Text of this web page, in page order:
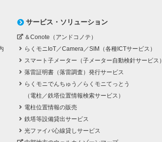
サービス・ソリューション
＆Conote（アンドコノテ）
らくモニIoT／Camera／SIM（各種ICTサービス）
スマート子メーター（子メーター自動検針サービス）
落雷証明書（落雷調査）発行サービス
らくモニでんちゅう／らくモニてっとう
（電柱／鉄塔位置情報検索サービス）
電柱位置情報の販売
鉄塔等設備貸出サービス
光ファイバ心線貸しサービス